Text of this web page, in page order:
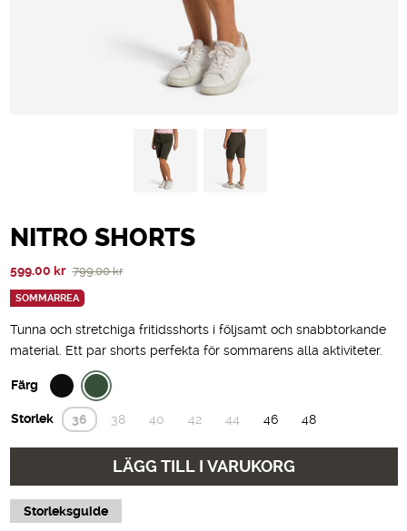
NITRO SHORTS
799.00kr
Det
ursprungliga
priset
var:
799.00 kr.
599.00 kr
Det
nuvarande
priset
är:
599.00 kr.
SOMMARREA
Tunna och stretchiga fritidsshorts i följsamt och snabbtorkande
material. Ett par shorts perfekta för sommarens alla aktiviteter.
Storlek 36 38 40 42 44 46 48
Färg
LÄGG TILL I VARUKORG
Storleksguide